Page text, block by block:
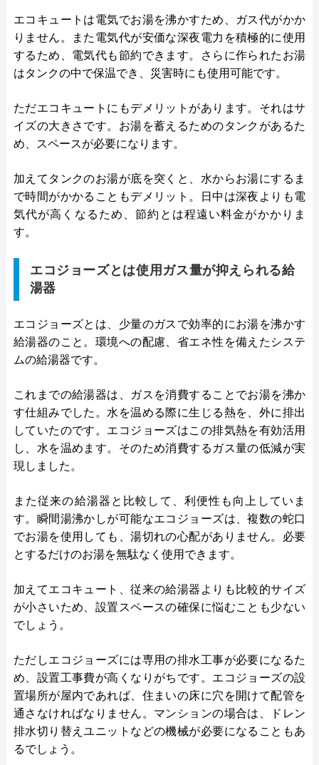
エコキュートは電気でお湯を沸かすため、ガス代がかか
りません。また電気代が安価な深夜電力を積極的に使用
するため、電気代も節約できます。さらに作られたお湯
はタンクの中で保温でき、災害時にも使用可能です。
ただエコキュートにもデメリットがあります。それはサ
イズの大きさです。お湯を蓄えるためのタンクがあるた
め、スペースが必要になります。
加えてタンクのお湯が底を突くと、水からお湯にするま
で時間がかかることもデメリット。日中は深夜よりも電
気代が高くなるため、節約とは程遠い料金がかかりま
す。
エコジョーズとは使用ガス量が抑えられる給
湯器
エコジョーズとは、少量のガスで効率的にお湯を沸かす
給湯器のこと。環境への配慮、省エネ性を備えたシステ
ムの給湯器です。
これまでの給湯器は、ガスを消費することでお湯を沸か
す仕組みでした。水を温める際に生じる熱を、外に排出
していたのです。エコジョーズはこの排気熱を有効活用
し、水を温めます。そのため消費するガス量の低減が実
現しました。
また従来の給湯器と比較して、利便性も向上していま
す。瞬間湯沸かしが可能なエコジョーズは、複数の蛇口
でお湯を使用しても、湯切れの心配がありません。必要
とするだけのお湯を無駄なく使用できます。
加えてエコキュート、従来の給湯器よりも比較的サイズ
が小さいため、設置スペースの確保に悩むことも少ない
でしょう。
ただしエコジョーズには専用の排水工事が必要になるた
め、設置工事費が高くなりがちです。エコジョーズの設
置場所が屋内であれば、住まいの床に穴を開けて配管を
通さなければなりません。マンションの場合は、ドレン
排水切り替えユニットなどの機械が必要になることもあ
るでしょう。